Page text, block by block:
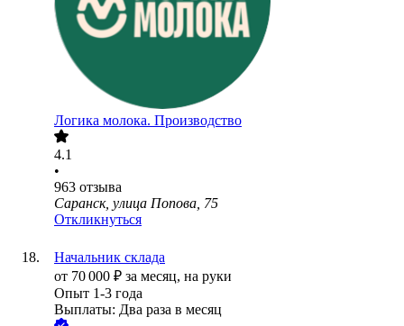
Логика молока. Производство
4.1
•
963 отзыва
Саранск, улица Попова, 75
Откликнуться
Начальник склада
от 70 000 ₽ за месяц, на руки
Опыт 1-3 года
Выплаты: Два раза в месяц